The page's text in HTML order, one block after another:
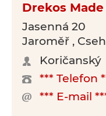
Drekos Made
Jasenná 20
Jaroměř ,
Koričanský
*** Telefon
*** E-mail